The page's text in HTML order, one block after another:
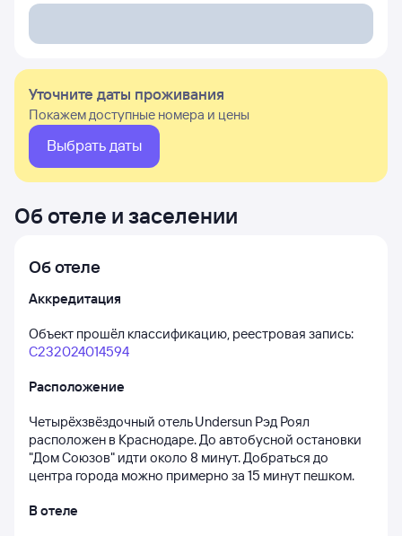
Уточните даты проживания
Покажем доступные номера и цены
Выбрать даты
Об отеле и заселении
Об отеле
Аккредитация
С232024014594
Расположение
Четырёхзвёздочный отель Undersun Рэд Роял
расположен в Краснодаре. До автобусной остановки
"Дом Союзов" идти около 8 минут. Добраться до
центра города можно примерно за 15 минут пешком.
В отеле